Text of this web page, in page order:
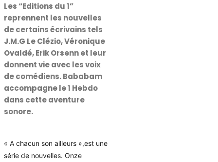
Les “Editions du 1”
reprennent les nouvelles
de certains écrivains tels
J.M.G Le Clézio, Véronique
Ovaldé, Erik Orsenn et leur
donnent vie avec les voix
de comédiens. Bababam
accompagne le 1 Hebdo
dans cette aventure
sonore.
« A chacun son ailleurs »,est une
série de nouvelles. Onze